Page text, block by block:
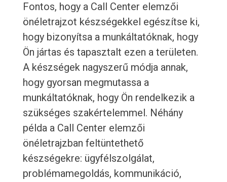
Fontos, hogy a Call Center elemzői
önéletrajzot készségekkel egészítse ki,
hogy bizonyítsa a munkáltatóknak, hogy
Ön jártas és tapasztalt ezen a területen.
A készségek nagyszerű módja annak,
hogy gyorsan megmutassa a
munkáltatóknak, hogy Ön rendelkezik a
szükséges szakértelemmel. Néhány
példa a Call Center elemzői
önéletrajzban feltüntethető
készségekre: ügyfélszolgálat,
problémamegoldás, kommunikáció,